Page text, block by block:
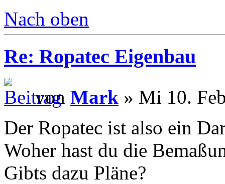
Nach oben
Re: Ropatec Eigenbau
von Mark » Mi 10.
Der Ropatec ist also ein
Woher hast du die
Gibts dazu Pläne?